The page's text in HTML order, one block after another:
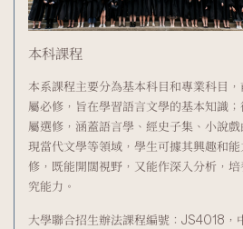
本科課程
本系課程主要分為基本科目和專業科目，
屬必修，旨在學習語言文學的基本知識；
屬選修，涵蓋語言學、經史子集、小說戲
現當代文學等領域，學生可據其興趣和能
修，既能開闊視野，又能作深入分析，
究能力。
大學聯合招生辦法課程編號：JS4018，